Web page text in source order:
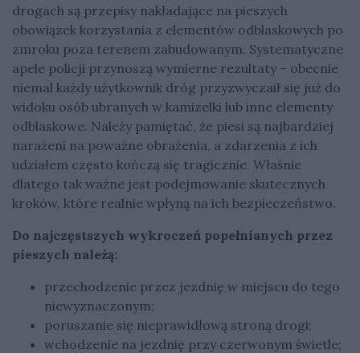
drogach są przepisy nakładające na pieszych
obowiązek korzystania z elementów odblaskowych po
zmroku poza terenem zabudowanym. Systematyczne
apele policji przynoszą wymierne rezultaty – obecnie
niemal każdy użytkownik dróg przyzwyczaił się już do
widoku osób ubranych w kamizelki lub inne elementy
odblaskowe. Należy pamiętać, że piesi są najbardziej
narażeni na poważne obrażenia, a zdarzenia z ich
udziałem często kończą się tragicznie. Właśnie
dlatego tak ważne jest podejmowanie skutecznych
kroków, które realnie wpłyną na ich bezpieczeństwo.
Do najczęstszych wykroczeń popełnianych przez
pieszych należą:
przechodzenie przez jezdnię w miejscu do tego
niewyznaczonym;
poruszanie się nieprawidłową stroną drogi;
wchodzenie na jezdnię przy czerwonym świetle;